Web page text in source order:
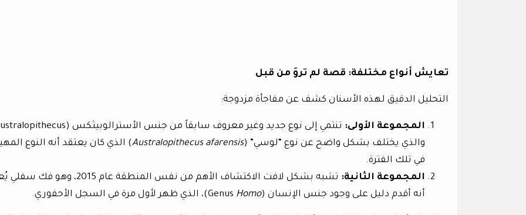
تعايش أنواع مختلفة: قصة لم تروَ من قبل
التحليل الدقيق لهذه الأسنان كشف عن مفاجأة مزدوجة:
المجموعة الأولى:
والذي يختلف بشكل واضح عن نوع “لوسي” (Australopithecus afarensis) الذي كان يعتقد أنه النوع
في تلك الفترة.
المجموعة الثانية:
تشبه بشكل لافت الاكتشاف الأهم من نفس المنطقة عام 2015،
أنه أقدم دليل على وجود جنس الإنسان (GenusHomo )، الذي ظهر لأول مرة في السجل الأحفوري.